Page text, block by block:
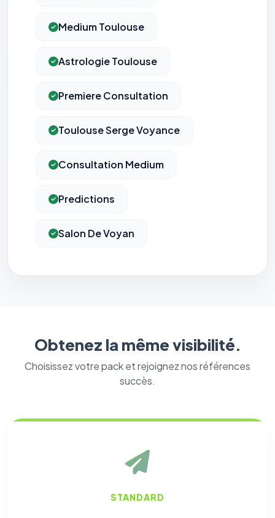
Medium Toulouse
Astrologie Toulouse
Premiere Consultation
Toulouse Serge Voyance
Consultation Medium
Predictions
Salon De Voyan
Obtenez la même visibilité.
Choisissez votre pack et rejoignez nos références
succès.
STANDARD